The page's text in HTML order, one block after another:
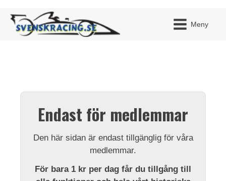
Meny
Endast för medlemmar
Den här sidan är endast tillgänglig för våra
medlemmar.
För bara 1 kr per dag får du tillgång till